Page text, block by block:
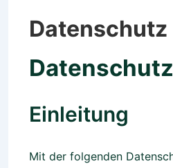
Datenschutz
Einleitung
Mit der folgenden